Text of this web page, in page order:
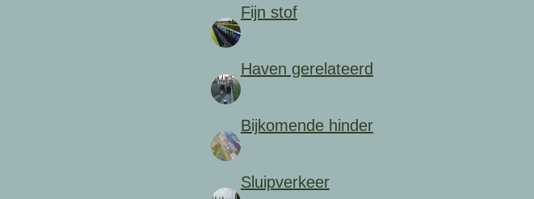
Fijn stof
Haven gerelateerd
Bijkomende hinder
Sluipverkeer